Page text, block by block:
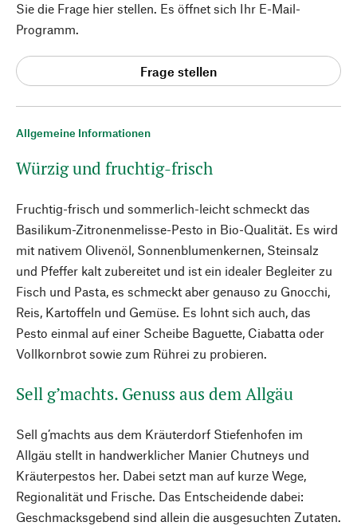
Allgemeine Informationen
Würzig und fruchtig-frisch
Fruchtig-frisch und sommerlich-leicht schmeckt das
Basilikum-Zitronenmelisse-Pesto in Bio-Qualität. Es wird
mit nativem Olivenöl, Sonnenblumenkernen, Steinsalz
und Pfeffer kalt zubereitet und ist ein idealer Begleiter zu
Fisch und Pasta, es schmeckt aber genauso zu Gnocchi,
Reis, Kartoffeln und Gemüse. Es lohnt sich auch, das
Pesto einmal auf einer Scheibe Baguette, Ciabatta oder
Vollkornbrot sowie zum Rührei zu probieren.
Sell g’machts. Genuss aus dem Allgäu
Sell g’machts aus dem Kräuterdorf Stiefenhofen im
Allgäu stellt in handwerklicher Manier Chutneys und
Kräuterpestos her. Dabei setzt man auf kurze Wege,
Regionalität und Frische. Das Entscheidende dabei:
Geschmacksgebend sind allein die ausgesuchten Zutaten.
Sie die Frage hier stellen. Es öffnet sich Ihr E-Mail-
Programm.
Frage stellen